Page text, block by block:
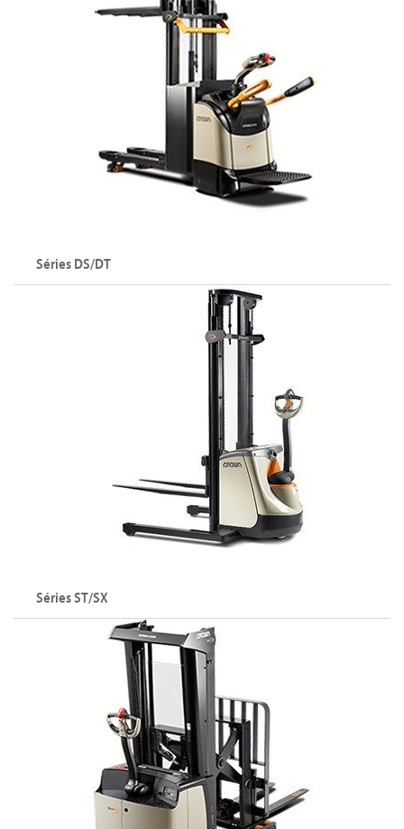
Séries DS/DT
Séries ST/SX